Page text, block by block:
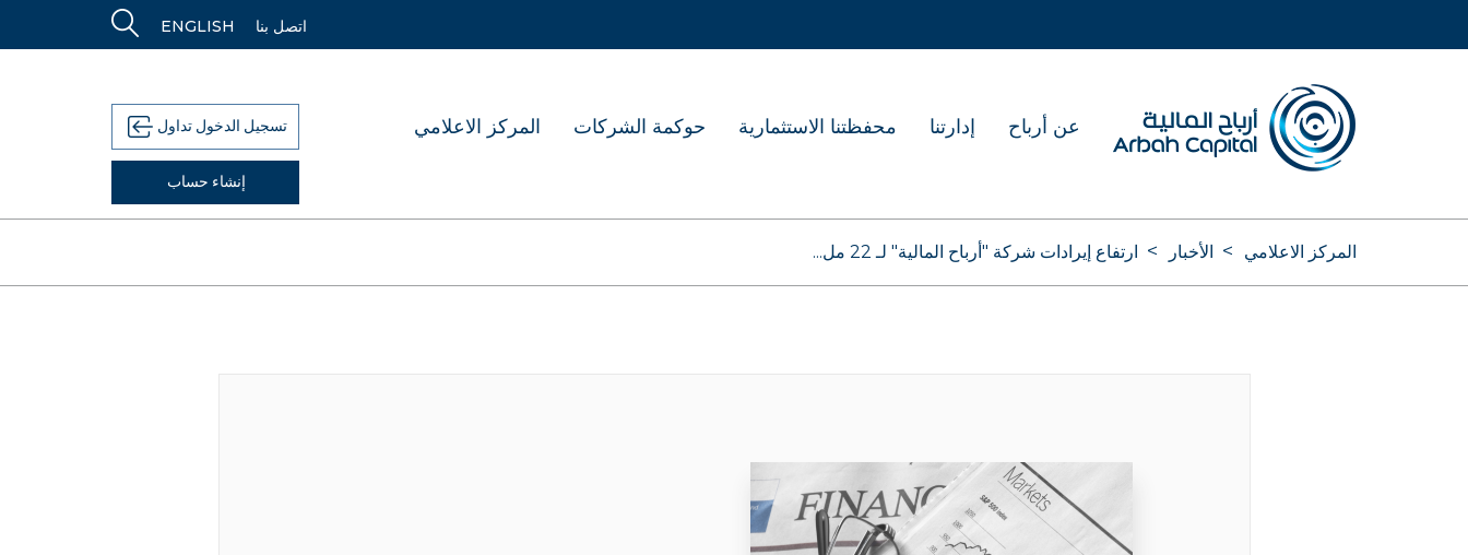
اتصل بنا ENGLISH
عن أرباح إدارتنا محفظتنا الاستثمارية حوكمة الشركات المركز الاعلامي تسجيل الدخول تداول
إنشاء حساب
المركز الاعلامي الأخبار ارتفاع إيرادات شركة "أرباح المالية" لـ 22 مل...